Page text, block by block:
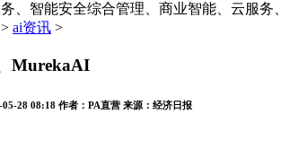
、智能安全综合管理、商业智能、云服务
> ai资讯 >
MurekaAI
05-28 08:18 作者： PA直营 来源： 经济日报